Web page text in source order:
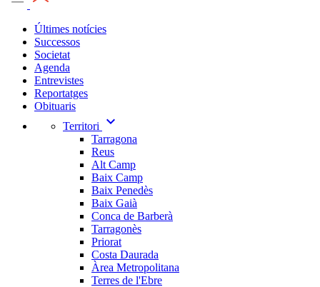
Últimes notícies
Successos
Societat
Agenda
Entrevistes
Reportatges
Obituaris
Territori
expand_more
Tarragona
Reus
Alt Camp
Baix Camp
Baix Penedès
Baix Gaià
Conca de Barberà
Tarragonès
Priorat
Costa Daurada
Àrea Metropolitana
Terres de l'Ebre